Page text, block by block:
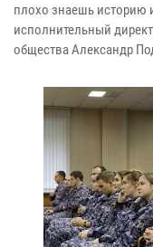
плохо знаешь историю
исполнительный
общества Александр